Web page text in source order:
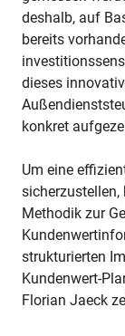
deshalb, auf
bereits
dieses
konkret
Um eine
sicherzustellen,
Methodik zur
strukturierten
Kundenwert-
Florian Jaeck